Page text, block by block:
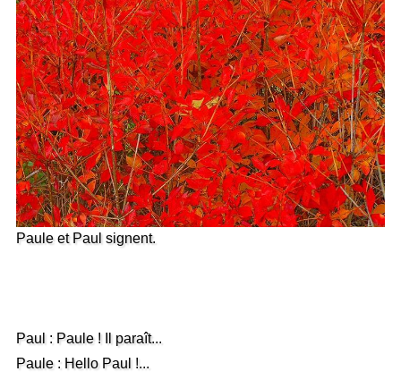
Paule et Paul signent.
Paul : Paule ! Il paraît...
Paule : Hello Paul !...